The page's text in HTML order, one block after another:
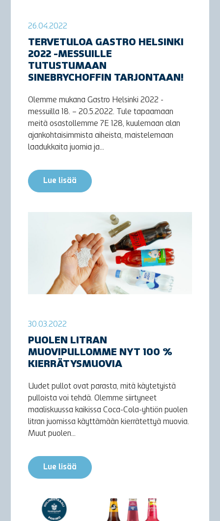
26.04.2022
TERVETULOA GASTRO HELSINKI
2022 -MESSUILLE
TUTUSTUMAAN
SINEBRYCHOFFIN TARJONTAAN!
Olemme mukana Gastro Helsinki 2022 -
messuilla 18. – 20.5.2022. Tule tapaamaan
meitä osastollemme 7E 128, kuulemaan alan
ajankohtaisimmista aiheista, maistelemaan
laadukkaita juomia ja...
Lue lisää
30.03.2022
PUOLEN LITRAN
MUOVIPULLOMME NYT 100 %
KIERRÄTYSMUOVIA
Uudet pullot ovat parasta, mitä käytetyistä
pulloista voi tehdä. Olemme siirtyneet
maaliskuussa kaikissa Coca-Cola-yhtiön puolen
litran juomissa käyttämään kierrätettyä muovia.
Muut puolen...
Lue lisää